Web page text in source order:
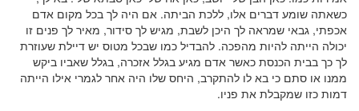
כשאתה שומע דברים אלו, ללכת הביתה. אם היה לך בכל מקום אדם
אכפתי, גבאי שמראה לך היכן לשבת, מגיש לך סידור, מאיר לך פנים זו
יכולה הייתה להיות מהפכה. להבדיל כמו שבכל מטוס יש דיילת שעוזרת
לך כך בבית הכנסת כאשר אדם מגיע בגלל אזכרה, בגלל שאביו ביקש
ממנו או סתם כי בא לו להתקרב, היחס שלו היה אחר לגמרי אילו הייתה
דמות כזו שמקבלת את פניו.